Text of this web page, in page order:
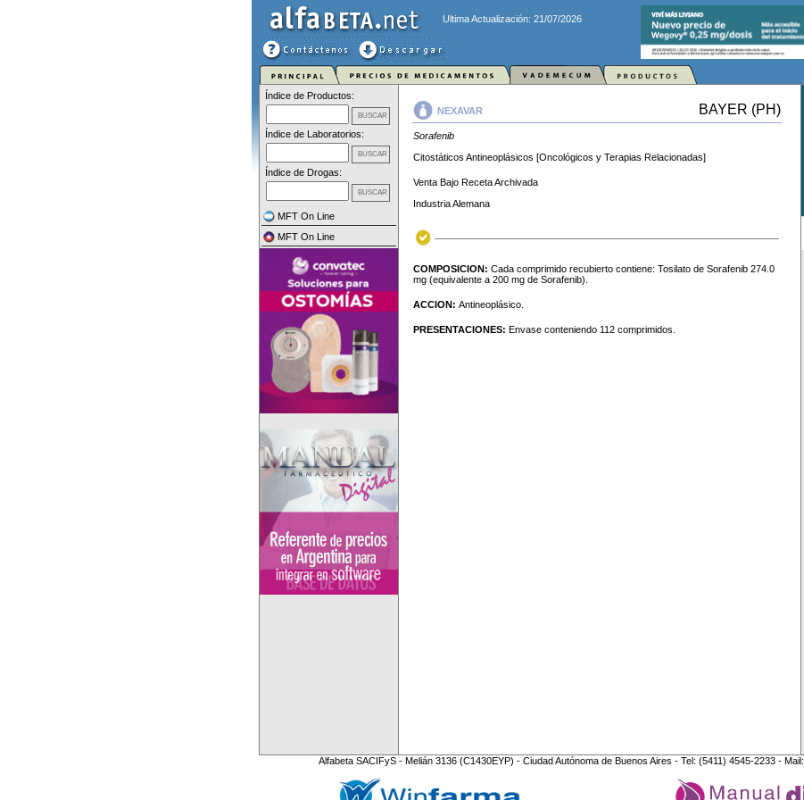
Ultima Actualización: 21/07/2026
Índice de Productos:
Índice de Laboratorios:
Índice de Drogas:
MFT On Line
MFT On Line
NEXAVAR BAYER (PH)
Sorafenib
Citostáticos Antineoplásicos [Oncológicos y Terapias Relacionadas]
Venta Bajo Receta Archivada
Industria Alemana
COMPOSICION: Cada comprimido recubierto contiene: Tosilato de Sorafenib 274.0
mg (equivalente a 200 mg de Sorafenib).
ACCION: Antineoplásico.
PRESENTACIONES: Envase conteniendo 112 comprimidos.
Alfabeta SACIFyS - Melián 3136 (C1430EYP) - Ciudad Autónoma de Buenos Aires - Tel: (5411) 4545-2233 - Mail: